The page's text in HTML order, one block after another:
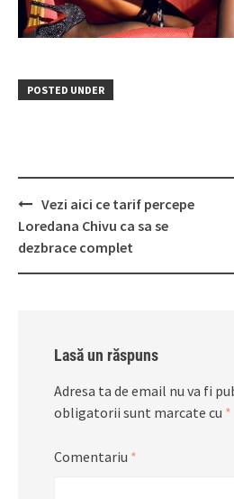
POSTED UNDER
Post
navigation
Vezi aici ce tarif percepe
Loredana Chivu ca sa se
dezbrace complet
Lasă un răspuns
Adresa ta de email nu va fi
obligatorii sunt marcate cu *
Comentariu *